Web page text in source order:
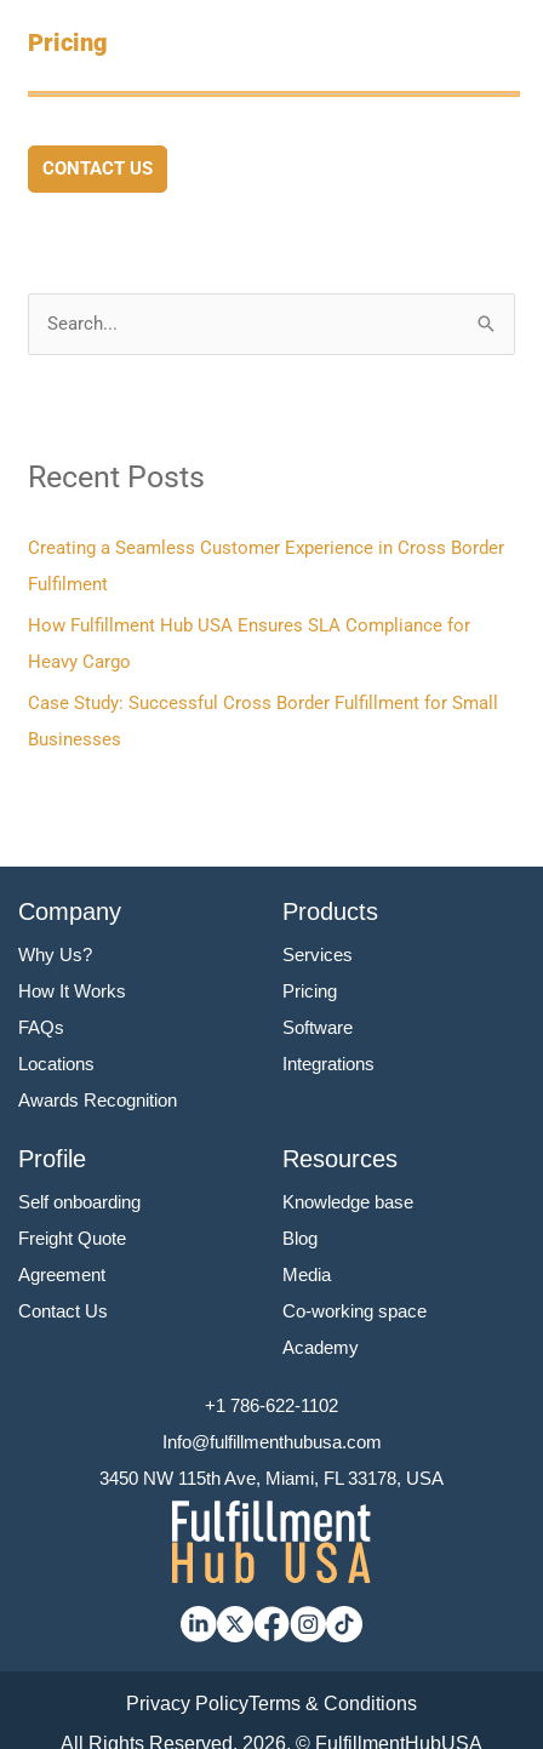
Pricing
CONTACT US
c
f
o
r
:
Recent Posts
Creating a Seamless Customer Experience in Cross Border
Fulfilment
How Fulfillment Hub USA Ensures SLA Compliance for
Heavy Cargo
Case Study: Successful Cross Border Fulfillment for Small
Businesses
Company
Why Us?
How It Works
FAQs
Locations
Awards Recognition
Products
Services
Pricing
Software
Integrations
Profile
Self onboarding
Freight Quote
Agreement
Contact Us
Resources
Knowledge base
Blog
Media
Co-working space
Academy
+1 786-622-1102
Info@fulfillmenthubusa.com
3450 NW 115th Ave, Miami, FL 33178, USA
Privacy PolicyTerms & Conditions
All Rights Reserved, 2026. © FulfillmentHubUSA